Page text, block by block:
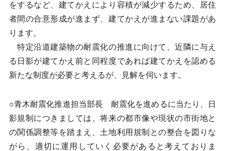
をするなど、建てかえにより容積が減少するため、居住
者間の合意形成が進まず、建てかえが進まない課題があ
ります。
特定沿道建築物の耐震化の推進に向けて、近隣に与え
る日影が建てかえ前と同程度であれば建てかえを認める
新たな制度が必要と考えるが、見解を伺います。
○青木耐震化推進担当部長 耐震化を進めるに当たり、日
影規制につきましては、将来の都市像や現状の市街地と
の関係調整等を踏まえ、土地利用規制との整合を図りな
がら、適切に運用していく必要があると考えておりま